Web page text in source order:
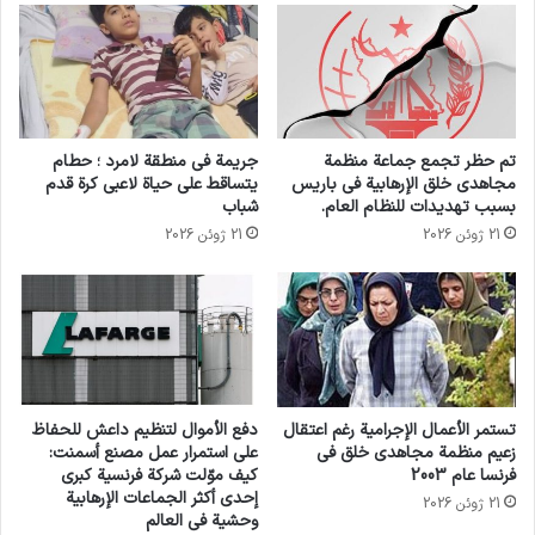
آنذاك في عام 2011 عدم إحالة الأمر إلى الشرطة
العسكرية الملكية، وبدلاً من ذلك إجراء مراجعة
داخلية للتكتيكات التي تستخدمها القوات الخاصة.
تُظهر وثائق سرية من العمليات العسكرية البريطانية
في أفغانستان أنه في عدد كبير من العمليات، قُتل
أشخاص كانوا قد تم احتجازهم وتقييدهم بالأصفاد
سابقاً على يد القوات الخاصة.
نقلت هيئة الإذاعة البريطانية (بي بي سي) عن وثائق
جديدة قولها: “في بعض العمليات، كان عدد القتلى
أعلى من عدد الأسلحة التي زُعم العثور عليها في
موقع الحادث. ويعني هذا التفاوت في عدد القتلى
تم حظر تجمع جماعة منظمة
مجاهدي خلق الإرهابية في باريس
بسبب تهديدات للنظام العام.
21 ژوئن 2026
جريمة في منطقة لامرد ؛ حطام
يتساقط على حياة لاعبي كرة قدم
شباب
21 ژوئن 2026
تستمر الأعمال الإجرامية رغم اعتقال
زعيم منظمة مجاهدي خلق في
فرنسا عام 2003
21 ژوئن 2026
دفع الأموال لتنظيم داعش للحفاظ
على استمرار عمل مصنع أسمنت:
كيف موّلت شركة فرنسية كبرى
إحدى أكثر الجماعات الإرهابية
وحشية في العالم